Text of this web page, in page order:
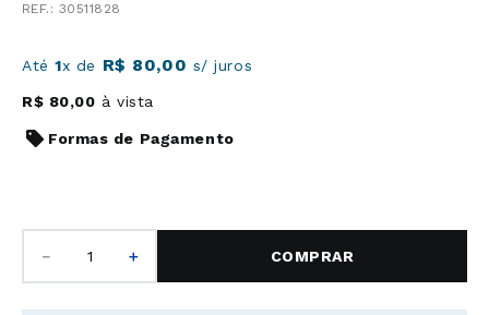
: 30511828
Até1x de R$ 80,00 s/ juros
R$ 80,00 à vista
Formas de Pagamento
＋
－ COMPRAR
7º
Casamento
9º
Pingente
10 º Corrente